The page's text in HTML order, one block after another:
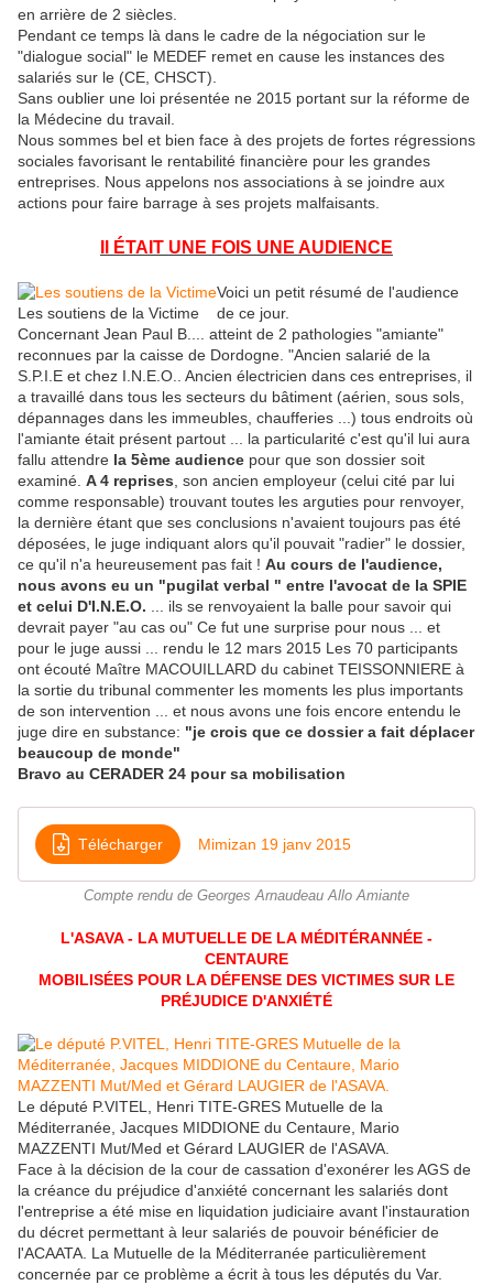
en arrière de 2 siècles.
Pendant ce temps là dans le cadre de la négociation sur le
"dialogue social" le MEDEF remet en cause les instances des
salariés sur le (CE, CHSCT).
Sans oublier une loi présentée ne 2015 portant sur la réforme de
la Médecine du travail.
Nous sommes bel et bien face à des projets de fortes régressions
sociales favorisant le rentabilité financière pour les grandes
entreprises. Nous appelons nos associations à se joindre aux
actions pour faire barrage à ses projets malfaisants.
ÉTAIT UNE FOIS UNE AUDIENCE
Les soutiens de la Victime
Voici un petit résumé de l'audience
de ce jour.
Concernant Jean Paul B.... atteint de 2 pathologies "amiante"
reconnues par la caisse de Dordogne. "Ancien salarié de la
S.P.I.E et chez I.N.E.O.. Ancien électricien dans ces entreprises, il
a travaillé dans tous les secteurs du bâtiment (aérien, sous sols,
dépannages dans les immeubles, chaufferies ...) tous endroits où
l'amiante était présent partout ... la particularité c'est qu'il lui aura
fallu attendre la 5ème audience pour que son dossier soit
examiné. A 4 reprises , son ancien employeur (celui cité par lui
comme responsable) trouvant toutes les arguties pour renvoyer,
la dernière étant que ses conclusions n'avaient toujours pas été
déposées, le juge indiquant alors qu'il pouvait "radier" le dossier,
ce qu'il n'a heureusement pas fait ! Au cours de l'audience,
nous avons eu un "pugilat verbal " entre l'avocat de la SPIE
et celui D'I.N.E.O.
... ils se renvoyaient la balle pour savoir qui
devrait payer "au cas ou" Ce fut une surprise pour nous ... et
pour le juge aussi ... rendu le 12 mars 2015 Les 70 participants
ont écouté Maître MACOUILLARD du cabinet TEISSONNIERE à
la sortie du tribunal commenter les moments les plus importants
de son intervention ... et nous avons une fois encore entendu le
juge dire en substance: "je crois que ce dossier a fait déplacer
beaucoup de monde"
Bravo au CERADER 24 pour sa mobilisation
Télécharger Mimizan 19 janv 2015
Compte rendu de Georges Arnaudeau Allo Amiante
L'ASAVA - LA MUTUELLE DE LA MÉDITÉRANNÉE -
CENTAURE
MOBILISÉES POUR LA DÉFENSE DES VICTIMES SUR LE
PRÉJUDICE D'ANXIÉTÉ
Le député P.VITEL, Henri TITE-GRES Mutuelle de la
Méditerranée, Jacques MIDDIONE du Centaure, Mario
MAZZENTI Mut/Med et Gérard LAUGIER de l'ASAVA.
Face à la décision de la cour de cassation d'exonérer les AGS de
la créance du préjudice d'anxiété concernant les salariés dont
l'entreprise a été mise en liquidation judiciaire avant l'instauration
du décret permettant à leur salariés de pouvoir bénéficier de
l'ACAATA. La Mutuelle de la Méditerranée particulièrement
concernée par ce problème a écrit à tous les députés du Var.